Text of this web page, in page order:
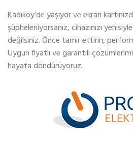
Kadıköy’de yaşıyor ve ekran
şüpheleniyorsanız, cihazınızı
değilsiniz. Önce tamir ettirin,
Uygun fiyatlı ve garantili
hayata döndürüyoruz.